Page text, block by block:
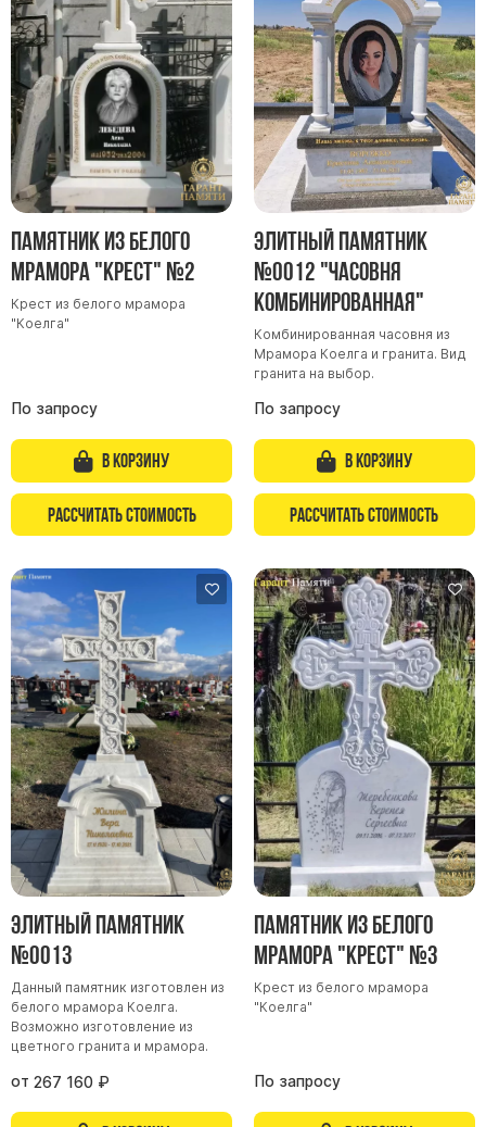
Памятник из белого
мрамора "Крест" №2
Крест из белого мрамора
"Коелга"
По запросу
В корзину
Рассчитать стоимость
Элитный памятник
№0012 "Часовня
комбинированная"
Комбинированная часовня из
Мрамора Коелга и гранита. Вид
гранита на выбор.
По запросу
В корзину
Рассчитать стоимость
Элитный памятник
№0013
Данный памятник изготовлен из
белого мрамора Коелга.
Возможно изготовление из
цветного гранита и мрамора.
от 267 160 ₽
Памятник из белого
мрамора "Крест" №3
Крест из белого мрамора
"Коелга"
По запросу